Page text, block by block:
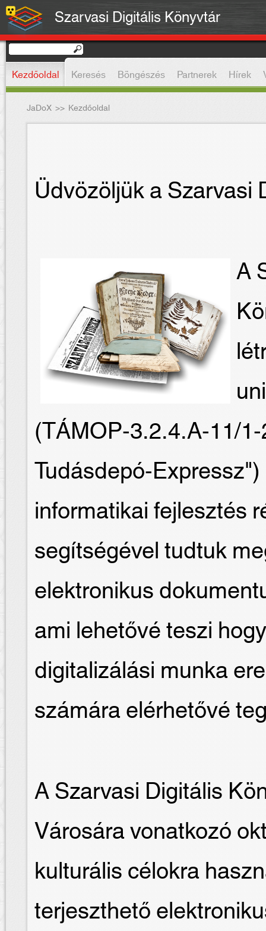
Szarvasi Digitális Könyvtár
Kezdőoldal Keresés Böngészés Partnerek Hírek
JaDoX >> Kezdőoldal
Üdvözöljük a Szarvasi
A
(TÁMOP-3.2.4.A-11/
Tudásdepó-
informatikai fejlesztés
segítségével tudtuk
elektronikus
ami lehetővé teszi
digitalizálási munka
számára elérhetővé
A Szarvasi Digitális
Városára vonatkozó
kulturális célokra
terjeszthető